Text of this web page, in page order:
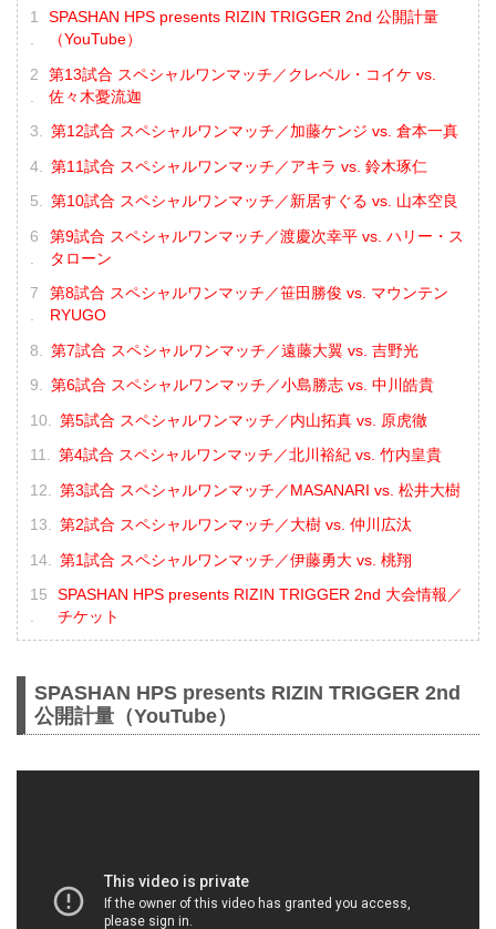
SPASHAN HPS presents RIZIN TRIGGER 2nd 公開計量
（YouTube）
第13試合 スペシャルワンマッチ／クレベル・コイケ vs.
佐々木憂流迦
第12試合 スペシャルワンマッチ／加藤ケンジ vs. 倉本一真
第11試合 スペシャルワンマッチ／アキラ vs. 鈴木琢仁
第10試合 スペシャルワンマッチ／新居すぐる vs. 山本空良
第9試合 スペシャルワンマッチ／渡慶次幸平 vs. ハリー・ス
タローン
第8試合 スペシャルワンマッチ／笹田勝俊 vs. マウンテン
RYUGO
第7試合 スペシャルワンマッチ／遠藤大翼 vs. 吉野光
第6試合 スペシャルワンマッチ／小島勝志 vs. 中川皓貴
第5試合 スペシャルワンマッチ／内山拓真 vs. 原虎徹
第4試合 スペシャルワンマッチ／北川裕紀 vs. 竹内皇貴
第3試合 スペシャルワンマッチ／MASANARI vs. 松井大樹
第2試合 スペシャルワンマッチ／大樹 vs. 仲川広汰
第1試合 スペシャルワンマッチ／伊藤勇大 vs. 桃翔
SPASHAN HPS presents RIZIN TRIGGER 2nd 大会情報／
チケット
SPASHAN HPS presents RIZIN TRIGGER 2nd
公開計量（YouTube）